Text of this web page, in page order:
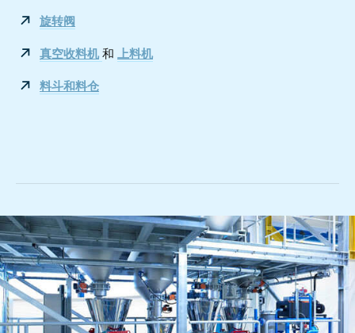
旋转阀
真空收料机 和上料机
料斗和料仓